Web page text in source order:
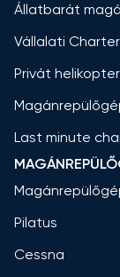
Állatbarát
Vállalati Charter
Privát
Last minute
Pilatus
Cessna